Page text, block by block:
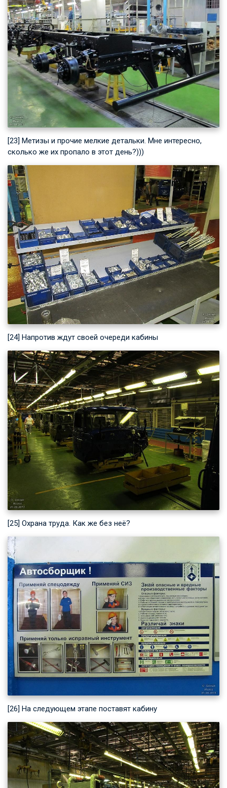
[23] Метизы и прочие мелкие детальки. Мне интересно,
сколько же их пропало в этот день?)))
[24] Напротив ждут своей очереди кабины
[25] Охрана труда. Как же без неё?
[26] На следующем этапе поставят кабину